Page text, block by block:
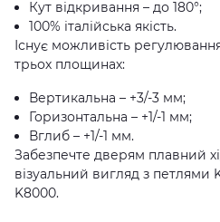
Кут відкривання – до 180°;
100% італійська якість.
Існує можливість
трьох площинах:
Вертикальна – +3/-3 мм;
Горизонтальна – +1/-1 мм;
Вглиб – +1/-1 мм.
Забезпечте дверям плавний
візуальний вигляд з петлями
K8000.